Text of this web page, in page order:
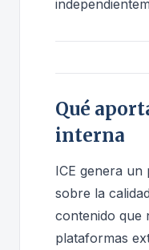
Qué
interna
ICE genera
sobre la
contenido que
plataformas